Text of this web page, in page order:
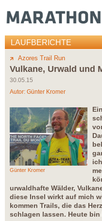
LAUFBERICHTE
Azores Trail Run
Vulkane, Urwald und
30.05.15
Autor: Günter Kromer
Günter Kromer
urwaldhafte Wälder,
diese Insel wirkt auf mich
kommen Trails, die das
schlagen lassen. Heute bin